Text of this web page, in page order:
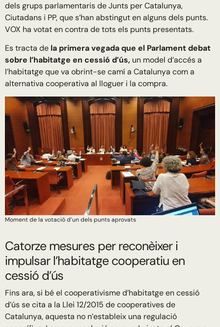
dels grups parlamentaris de Junts per Catalunya,
Ciutadans i PP, que s’han abstingut en alguns dels punts.
VOX ha votat en contra de tots els punts presentats.
Es tracta de la primera vegada que el Parlament debat
sobre l’habitatge en cessió d’ús, un model d’accés a
l’habitatge que va obrint-se camí a Catalunya com a
alternativa cooperativa al lloguer i la compra.
Moment de la votació d’un dels punts aprovats
Catorze mesures per reconèixer i
impulsar l’habitatge cooperatiu en
cessió d’ús
Fins ara, si bé el cooperativisme d’habitatge en cessió
d’ús se cita a la Llei 12/2015 de cooperatives de
Catalunya, aquesta no n’estableix una regulació